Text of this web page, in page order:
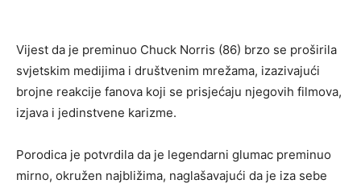
Vijest da je preminuo Chuck Norris (86) brzo se proširila
svjetskim medijima i društvenim mrežama, izazivajući
brojne reakcije fanova koji se prisjećaju njegovih filmova,
izjava i jedinstvene karizme.
Porodica je potvrdila da je legendarni glumac preminuo
mirno, okružen najbližima, naglašavajući da je iza sebe